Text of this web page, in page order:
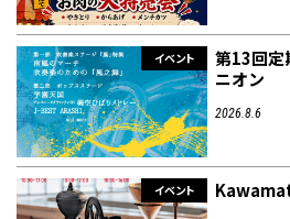
イベント
第13回
ニオン
2026.8.6
イベント